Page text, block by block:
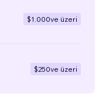
$1.000ve üzeri
$250ve üzeri